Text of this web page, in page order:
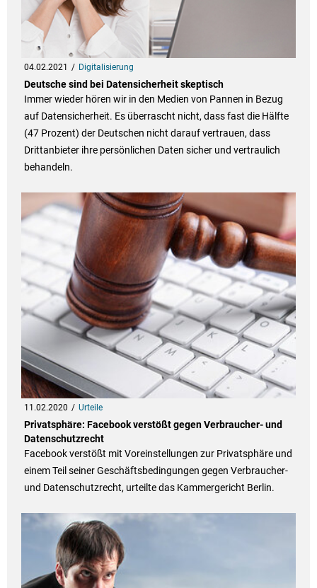
04.02.2021 Digitalisierung
Deutsche sind bei Datensicherheit skeptisch
Immer wieder hören wir in den Medien von Pannen in Bezug
auf Datensicherheit. Es überrascht nicht, dass fast die Hälfte
(47 Prozent) der Deutschen nicht darauf vertrauen, dass
Drittanbieter ihre persönlichen Daten sicher und vertraulich
behandeln.
11.02.2020 Urteile
Privatsphäre: Facebook verstößt gegen Verbraucher- und
Datenschutzrecht
Facebook verstößt mit Voreinstellungen zur Privatsphäre und
einem Teil seiner Geschäftsbedingungen gegen Verbraucher-
und Datenschutzrecht, urteilte das Kammergericht Berlin.